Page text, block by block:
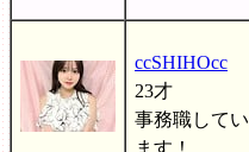
ccSHIHOcc
23才
事務職してい
ます！